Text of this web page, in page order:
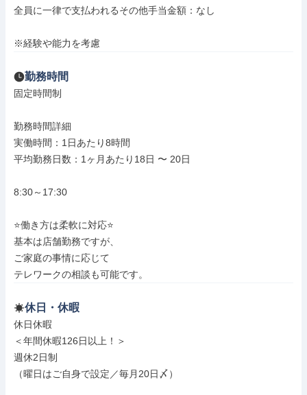
全員に一律で支払われるその他手当金額：なし
※経験や能力を考慮
勤務時間
固定時間制
勤務時間詳細
実働時間：1日あたり8時間
平均勤務日数：1ヶ月あたり18日 〜 20日
8:30～17:30
⭐働き方は柔軟に対応⭐
基本は店舗勤務ですが、
ご家庭の事情に応じて
テレワークの相談も可能です。
休日・休暇
休日休暇
＜年間休暇126日以上！＞
週休2日制
（曜日はご自身で設定／毎月20日〆）